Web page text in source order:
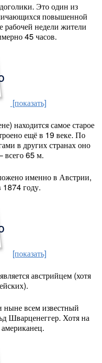
Это один из
повышенной
рабочей недели жители
45 часов.
[показать]
находится самое старое
ещё в 19 веке. По
в других странах оно
всего 65 м.
именно в Австрии,
1874 году.
[показать]
австрийцем (хотя
ныне всем известный
Шварценеггер. Хотя на